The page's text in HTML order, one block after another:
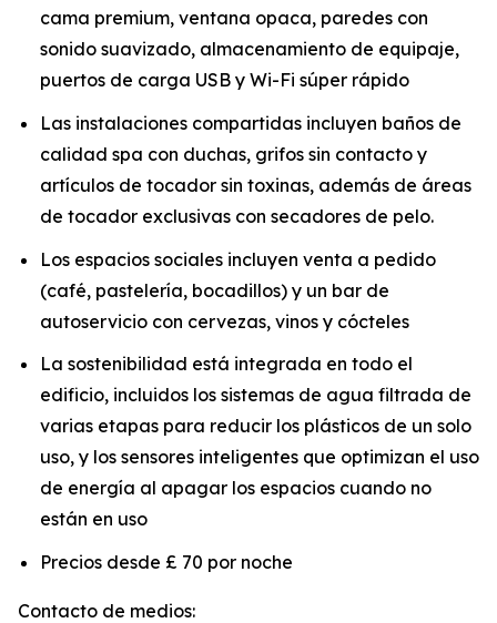
cama premium, ventana opaca, paredes con
sonido suavizado, almacenamiento de equipaje,
puertos de carga USB y Wi-Fi súper rápido
Las instalaciones compartidas incluyen baños de
calidad spa con duchas, grifos sin contacto y
artículos de tocador sin toxinas, además de áreas
de tocador exclusivas con secadores de pelo.
Los espacios sociales incluyen venta a pedido
(café, pastelería, bocadillos) y un bar de
autoservicio con cervezas, vinos y cócteles
La sostenibilidad está integrada en todo el
edificio, incluidos los sistemas de agua filtrada de
varias etapas para reducir los plásticos de un solo
uso, y los sensores inteligentes que optimizan el uso
de energía al apagar los espacios cuando no
están en uso
Precios desde £ 70 por noche
Contacto de medios: